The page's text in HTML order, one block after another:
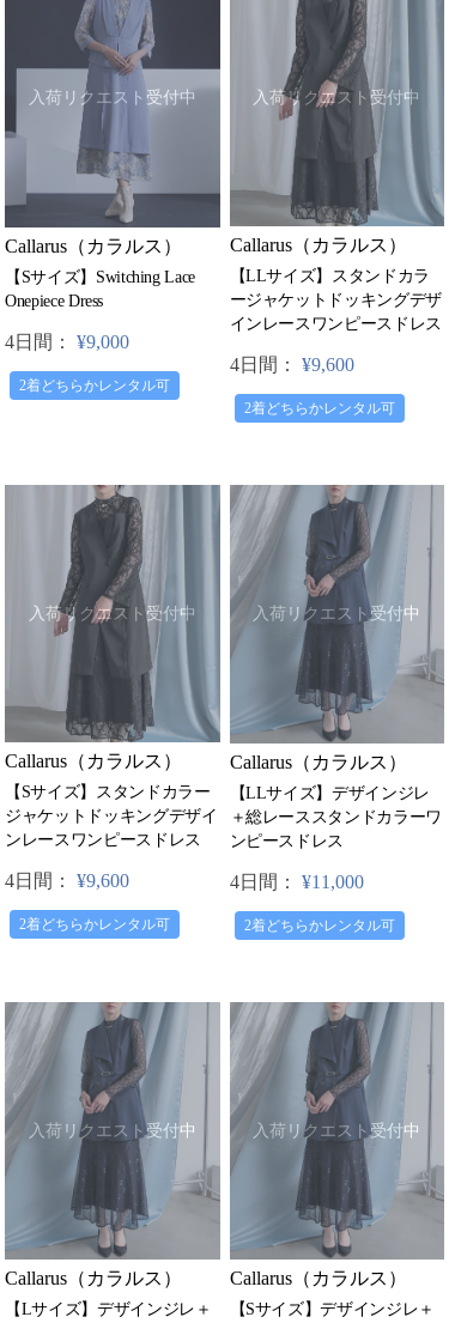
入荷リクエスト受付中
Callarus（カラルス）
【Sサイズ】Switching Lace
Onepiece Dress
4日間： ¥9,000
2着どちらかレンタル可
入荷リクエスト受付中
Callarus（カラルス）
【LLサイズ】スタンドカラ
ージャケットドッキングデザ
インレースワンピースドレス
4日間： ¥9,600
2着どちらかレンタル可
入荷リクエスト受付中
Callarus（カラルス）
【Sサイズ】スタンドカラー
ジャケットドッキングデザイ
ンレースワンピースドレス
4日間： ¥9,600
2着どちらかレンタル可
入荷リクエスト受付中
Callarus（カラルス）
【LLサイズ】デザインジレ
＋総レーススタンドカラーワ
ンピースドレス
4日間： ¥11,000
2着どちらかレンタル可
入荷リクエスト受付中
Callarus（カラルス）
【Lサイズ】デザインジレ＋
入荷リクエスト受付中
Callarus（カラルス）
【Sサイズ】デザインジレ＋